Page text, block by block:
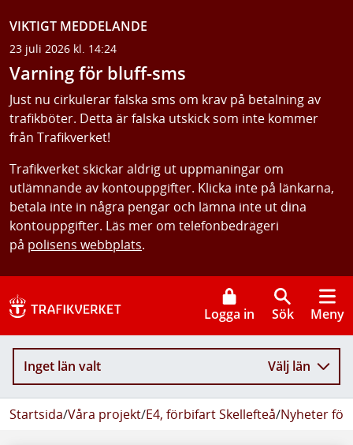
VIKTIGT MEDDELANDE
23 juli 2026 kl. 14:24
Varning för bluff-sms
Just nu cirkulerar falska sms om krav på betalning av
trafikböter. Detta är falska utskick som inte kommer
från Trafikverket!
Trafikverket skickar aldrig ut uppmaningar om
utlämnande av kontouppgifter. Klicka inte på länkarna,
betala inte in några pengar och lämna inte ut dina
kontouppgifter. Läs mer om telefonbedrägeri
på polisens webbplats.
Logga in Sök Meny
Inget län valt Välj län
Startsida/Våra projekt/E4, förbifart Skellefteå/Nyheter för